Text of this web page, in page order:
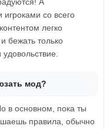
игроками со всего
легко
бежать только
мод?
в основном, пока ты
правила, обычно